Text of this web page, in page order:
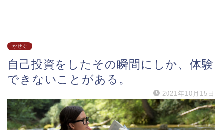
かせぐ
自己投資をしたその瞬間にしか、体験
できないことがある。
2021年10月15日